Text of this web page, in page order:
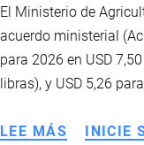
EMPLEO
ECUADOR
El Ministerio de
acuerdo ministerial
para 2026 en USD
libras), y USD 5,26
LEE MÁS SOBRE
INICIE